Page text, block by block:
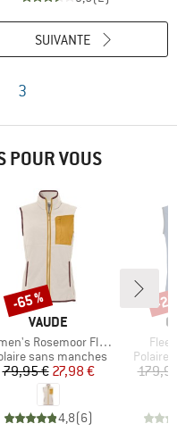
3
SUIVANTE
POUR VOUS
MARQUE
VAUDE
Rosemoor Fleece Vest
group
sans manches
Prix
79,95 €Prix réduit
27,98 €
4,8(6)
Remise
-65 %
Polaire
-